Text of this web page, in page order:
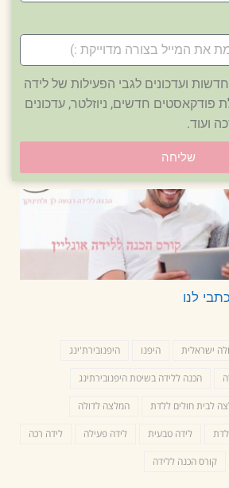
ועדכונים לגבי הפעילות של לידה
פודקאסטים חדשים, ניוזלטר, עדכונים
ועוד.
שליחה
לנו
ישראלית היפנו היפנובירת'ינג
הכנה ללידה בשיטת היפנובירתינג
לבית חולים ללדת המלצה לדולה
לידה טבעית לידה פעילה לידה רכה
קורס הכנה ללידה